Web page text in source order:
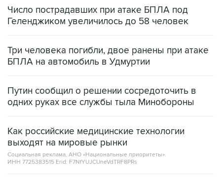
Число пострадавших при атаке БПЛА под
Геленджиком увеличилось до 58 человек
Три человека погибли, двое ранены при атаке
БПЛА на автомобиль в Удмуртии
Путин сообщил о решении сосредоточить в
одних руках все службы тыла Минобороны
Как российские медицинские технологии
выходят на мировые рынки
Социальная реклама, АНО «Национальные приоритеты».
ИНН 7725383515 Erid: F7NfYUJCUneVdTRF8PRs